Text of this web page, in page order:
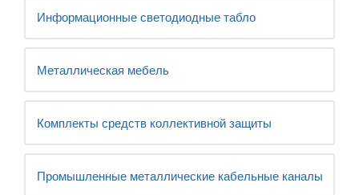
Информационные светодиодные табло
Металлическая мебель
Комплекты средств коллективной защиты
Промышленные металлические кабельные каналы